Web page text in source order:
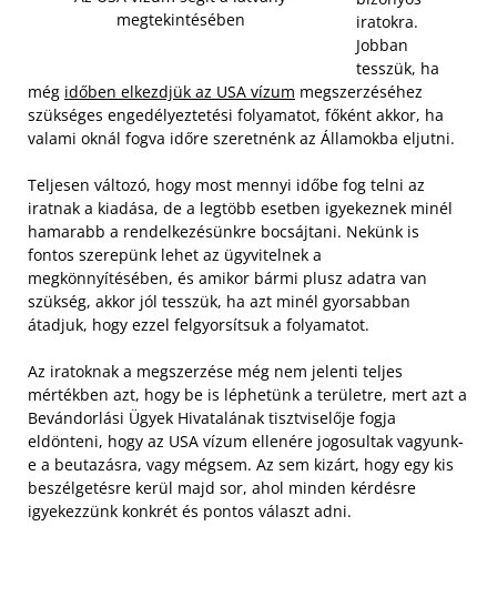
megtekintésében
iratokra.
Jobban
tesszük, ha
még időben elkezdjük az USA vízum megszerzéséhez
szükséges engedélyeztetési folyamatot, főként akkor, ha
valami oknál fogva időre szeretnénk az Államokba eljutni.
Teljesen változó, hogy most mennyi időbe fog telni az
iratnak a kiadása, de a legtöbb esetben igyekeznek minél
hamarabb a rendelkezésünkre bocsájtani. Nekünk is
fontos szerepünk lehet az ügyvitelnek a
megkönnyítésében, és amikor bármi plusz adatra van
szükség, akkor jól tesszük, ha azt minél gyorsabban
átadjuk, hogy ezzel felgyorsítsuk a folyamatot.
Az iratoknak a megszerzése még nem jelenti teljes
mértékben azt, hogy be is léphetünk a területre, mert azt a
Bevándorlási Ügyek Hivatalának tisztviselője fogja
eldönteni, hogy az USA vízum ellenére jogosultak vagyunk-
e a beutazásra, vagy mégsem. Az sem kizárt, hogy egy kis
beszélgetésre kerül majd sor, ahol minden kérdésre
igyekezzünk konkrét és pontos választ adni.